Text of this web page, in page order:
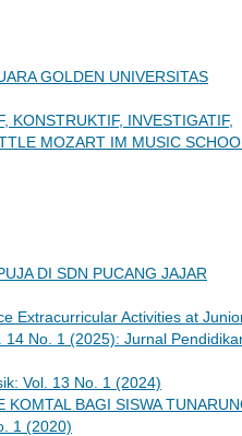
GOLDEN UNIVERSITAS
KONSTRUKTIF, INVESTIGATIF,
MOZART IM MUSIC
DI SDN PUCANG JAJAR
Extracurricular Activities at
No. 1 (2025): Jurnal
Vol. 13 No. 1 (2024)
BAGI SISWA
1 (2020)